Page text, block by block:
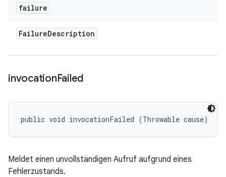
failure
FailureDescription
invocationFailed
public void invocationFailed (Throwable cause)
Meldet einen unvollständigen Aufruf aufgrund eines
Fehlerzustands.